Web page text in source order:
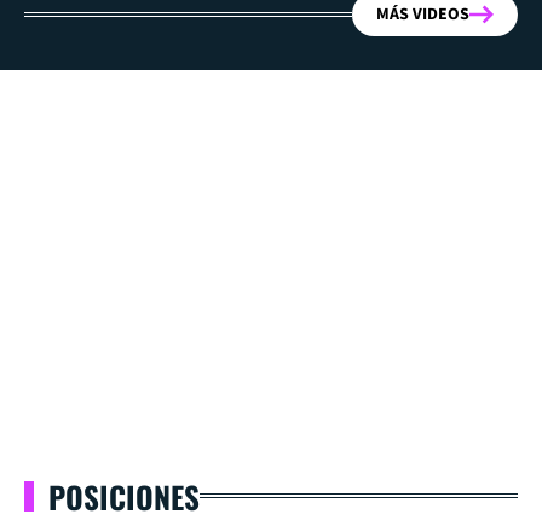
MÁS VIDEOS
POSICIONES